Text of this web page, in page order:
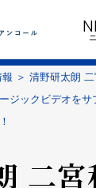
報
清野研太朗
ジックビデオを
二宮